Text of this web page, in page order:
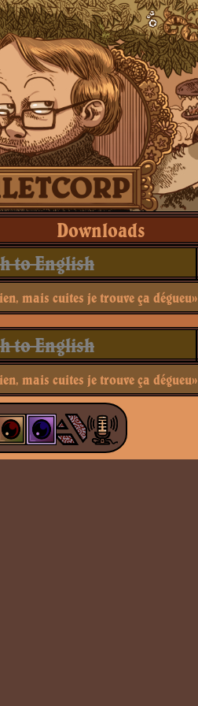
Downloads
to English
mais cuites je trouve ça dégueu»
to English
mais cuites je trouve ça dégueu»